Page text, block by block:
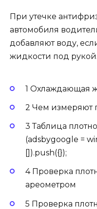
При утечке
автомобиля
добавляют воду,
жидкости под рукой.
1 Охлаждающая
2 Чем измеряют
3 Таблица
(adsbygoogle =
[]).push({});
4 Проверка
ареометром
5 Проверка